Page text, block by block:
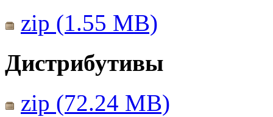
zip (1.55 MB)
Дистрибутивы
zip (72.24 MB)